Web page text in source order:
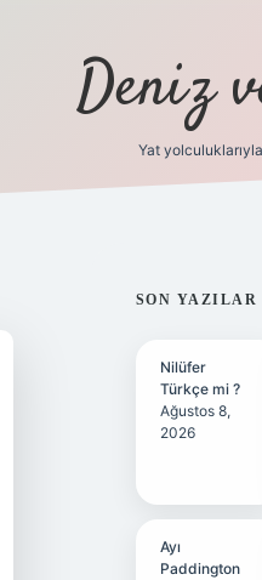
Deniz
Yat
SON YAZILAR
Nilüfer
Türkçe mi ?
Ağustos 8,
2026
Ayı
Paddington